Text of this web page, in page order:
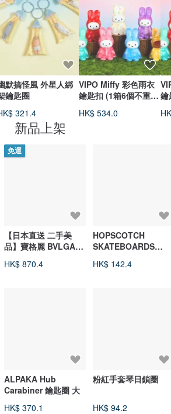
默搞怪風 外星人綁
鑰匙圈
321.4
VIPO Miffy 彩色雨衣
鑰匙扣 (1箱6個不重
HK$ 534.0
鑰
新品上架
免運
【日本直送 二手美
品】寶格麗 BVLGARI
銀 已拋光
HK$ 870.4
ALPAKA Hub
Carabiner 鑰匙圈 大
HK$ 370.1
HOPSCOTCH
SKATEBOARDS
HK$ 142.4
粉紅手套琴日鎖圈
HK$ 94.2